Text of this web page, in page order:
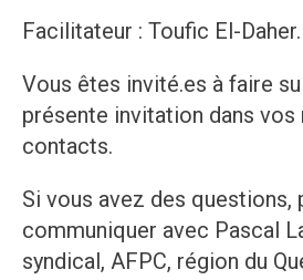
Facilitateur : Toufic El-Daher.
Vous êtes invité.es à faire
présente invitation dans vos
contacts.
Si vous avez des questions,
communiquer avec Pascal
syndical, AFPC, région du